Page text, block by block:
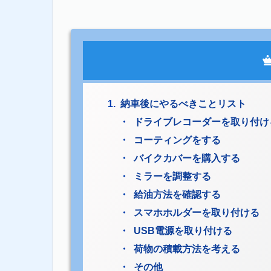
納車後にやるべきことリスト
ドライブレコーダーを取り付
コーティングをする
バイクカバーを購入する
ミラーを調整する
給油方法を確認する
スマホホルダーを取り付ける
USB電源を取り付ける
荷物の積載方法を考える
その他